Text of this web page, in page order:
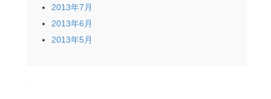
2013年7月
2013年6月
2013年5月